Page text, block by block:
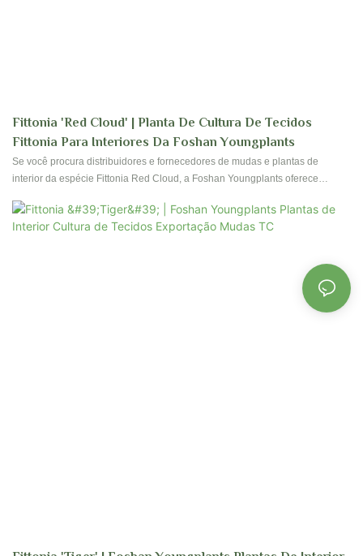
Fittonia 'Red Cloud' | Planta De Cultura De Tecidos
Fittonia Para Interiores Da Foshan Youngplants
Se você procura distribuidores e fornecedores de mudas e plantas de
interior da espécie Fittonia Red Cloud, a Foshan Youngplants oferece
rigoroso controle de qualidade para garantir que esteja pronta para venda,
permitindo que você compre em grandes quantidades.